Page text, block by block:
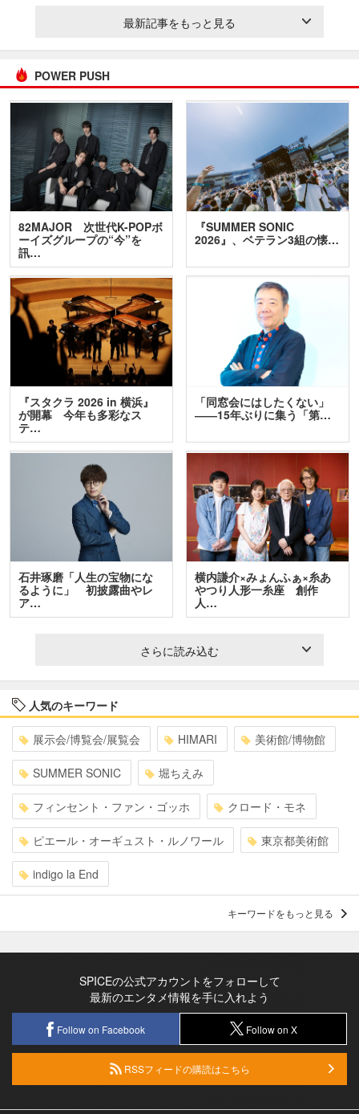
最新記事をもっと見る
POWER PUSH
82MAJOR 次世代K-POPボ
ーイズグループの“今”を
訊…
『SUMMER SONIC
2026』、ベテラン3組の懐…
『スタクラ 2026 in 横浜』
が開幕 今年も多彩なス
テ…
「同窓会にはしたくない」
――15年ぶりに集う「第…
石井琢磨「人生の宝物にな
るように」 初披露曲やレ
ア…
横内謙介×みょんふぁ×糸あ
やつり人形一糸座 創作
人…
さらに読み込む
人気のキーワード
展示会/博覧会/展覧会 HIMARI 美術館/博物館
SUMMER SONIC 堀ちえみ
フィンセント・ファン・ゴッホ クロード・モネ
ピエール・オーギュスト・ルノワール 東京都美術館
indigo la End
キーワードをもっと見る
SPICEの公式アカウントをフォローして
最新のエンタメ情報を手に入れよう
Follow on Facebook Follow on X
RSSフィードの購読はこちら